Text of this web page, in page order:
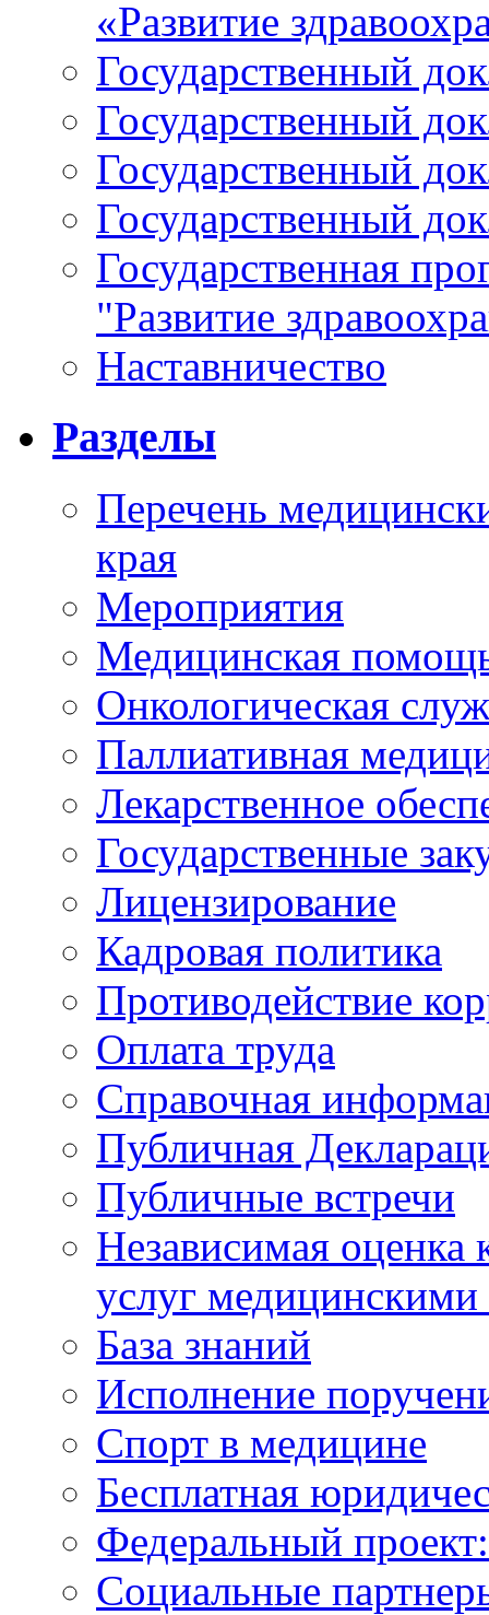
«Развитие
Государственный
Государственный
Государственный
Государственный
Государственная
"Развитие
Наставничество
Разделы
Перечень
края
Мероприятия
Медицинская
Онкологическая
Паллиативная
Лекарственное
Государственные
Лицензирование
Кадровая политика
Противодействие
Оплата труда
Справочная
Публичная
Публичные встречи
Независимая оценка
услуг
База знаний
Исполнение
Спорт в медицине
Бесплатная
Федеральный
Социальные